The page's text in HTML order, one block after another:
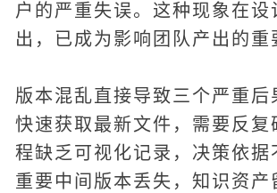
户的严重失误。这种现象在
出，已成为影响团队产出的重
版本混乱直接导致三个严重
快速获取最新文件，需要反
程缺乏可视化记录，决策依
重要中间版本丢失，知识资